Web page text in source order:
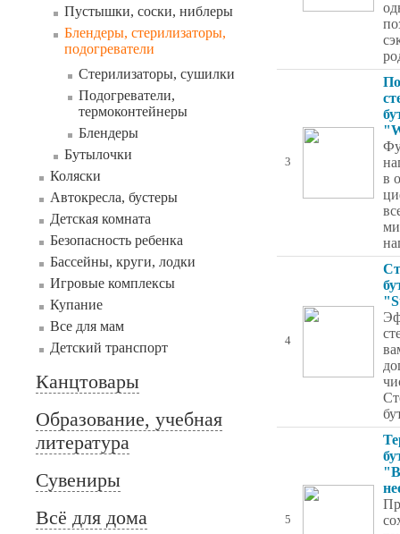
Пустышки, соски, ниблеры
Блендеры, стерилизаторы,
подогреватели
Стерилизаторы, сушилки
Подогреватели,
термоконтейнеры
Блендеры
Бутылочки
Коляски
Автокресла, бустеры
Детская комната
Безопасность ребенка
Бассейны, круги, лодки
Игровые комплексы
Купание
Все для мам
Детский транспорт
Канцтовары
Образование, учебная
литература
Сувениры
Всё для дома
3
в
4
5